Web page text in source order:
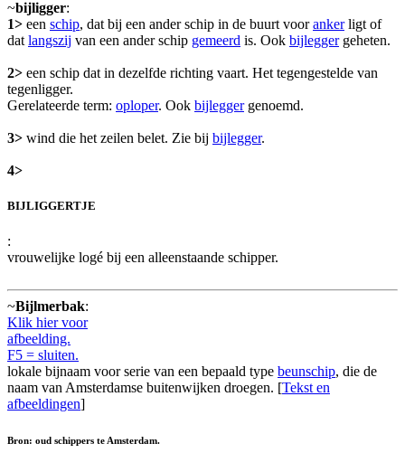
~bijligger:
1> een schip, dat bij een ander schip in de buurt voorankerligt of
dat langszij van een ander schip gemeerd is. Ook bijleggergeheten.
2> een schip dat in dezelfde richting vaart. Het tegengestelde van
tegenligger.
Gerelateerde term: oploper. Ook bijleggergenoemd.
3> wind die het zeilen belet. Zie bij bijlegger.
4>
BIJLIGGERTJE
:
vrouwelijke logé bij een alleenstaande schipper.
~Bijlmerbak:
Klik hier voor
afbeelding.
F5 = sluiten.
lokale bijnaam voor serie van een bepaald type beunschip, die de
naam van Amsterdamse buitenwijken droegen. [Tekst en
afbeeldingen]
Bron: oud schippers te Amsterdam.